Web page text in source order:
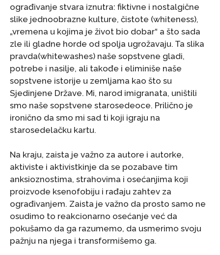
ograđivanje stvara iznutra: fiktivne i nostalgične
slike jednoobrazne kulture, čistote (whiteness),
„vremena u kojima je život bio dobar“ a što sada
zle ili gladne horde od spolja ugrožavaju. Ta slika
pravda(whitewashes) naše sopstvene gladi,
potrebe i nasilje, ali takođe i eliminiše naše
sopstvene istorije u zemljama kao što su
Sjedinjene Države. Mi, narod imigranata, uništili
smo naše sopstvene starosedeoce. Prilično je
ironično da smo mi sad ti koji igraju na
starosedelačku kartu.
Na kraju, zaista je važno za autore i autorke,
aktiviste i aktivistkinje da se pozabave tim
anksioznostima, strahovima i osećanjima koji
proizvode ksenofobiju i rađaju zahtev za
ograđivanjem. Zaista je važno da prosto samo ne
osudimo to reakcionarno osećanje već da
pokušamo da ga razumemo, da usmerimo svoju
pažnju na njega i transformišemo ga.